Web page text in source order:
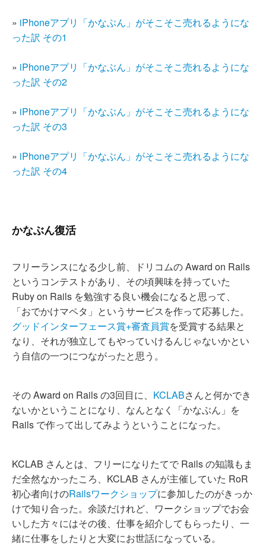
» iPhoneアプリ「かなぶん」がそこそこ売れるようにな
った訳 その1
» iPhoneアプリ「かなぶん」がそこそこ売れるようにな
った訳 その2
» iPhoneアプリ「かなぶん」がそこそこ売れるようにな
った訳 その3
» iPhoneアプリ「かなぶん」がそこそこ売れるようにな
った訳 その4
かなぶん復活
フリーランスになる少し前、ドリコムの Award on Rails
というコンテストがあり、その頃興味を持っていた
Ruby on Rails を勉強する良い機会になると思って、
「おでかけマペタ」というサービスを作って応募した。
グッドインターフェース賞+審査員賞を受賞する結果と
なり、それが独立してもやっていけるんじゃないかとい
う自信の一つにつながったと思う。
その Award on Rails の3回目に、 KCLABさんと何かでき
ないかということになり、なんとなく「かなぶん」を
Rails で作って出してみようということになった。
KCLAB さんとは、フリーになりたてで Rails の知識もま
だ全然なかったころ、KCLAB さんが主催していた RoR
初心者向けのRailsワークショップに参加したのがきっか
けで知り合った。余談だけれど、ワークショップでお会
いした方々にはその後、仕事を紹介してもらったり、一
緒に仕事をしたりと大変にお世話になっている。